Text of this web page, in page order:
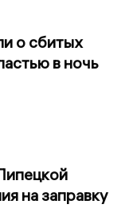
о сбитых
в ночь
на заправку